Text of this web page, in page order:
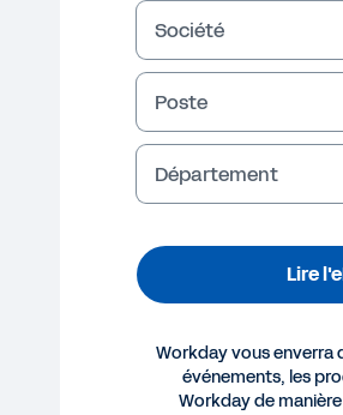
Société
Poste
Département
Lire
Workday vous enverra
événements, les
Workday de